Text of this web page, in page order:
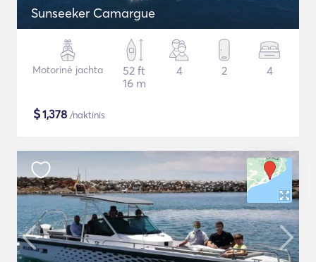
Sunseeker Camargue
Motorinė jachta
52 ft
16 m
4 2 4
$1,378 /naktinis